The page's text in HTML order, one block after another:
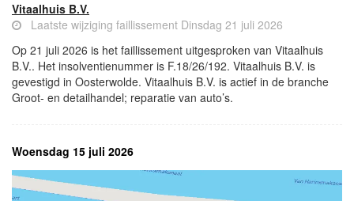
Vitaalhuis B.V.
Laatste wijziging faillissement Dinsdag 21 juli 2026
Op 21 juli 2026 is het faillissement uitgesproken van Vitaalhuis
B.V.. Het insolventienummer is F.18/26/192. Vitaalhuis B.V. is
gevestigd in Oosterwolde. Vitaalhuis B.V. is actief in de branche
Groot- en detailhandel; reparatie van auto’s.
Woensdag 15 juli 2026